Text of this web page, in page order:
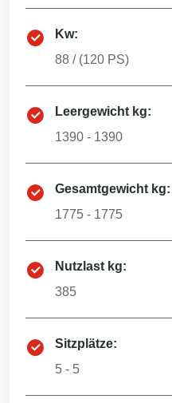
Kw:
88 / (120 PS)
Leergewicht kg:
1390 - 1390
Gesamtgewicht kg:
1775 - 1775
Nutzlast kg:
385
Sitzplätze:
5 - 5